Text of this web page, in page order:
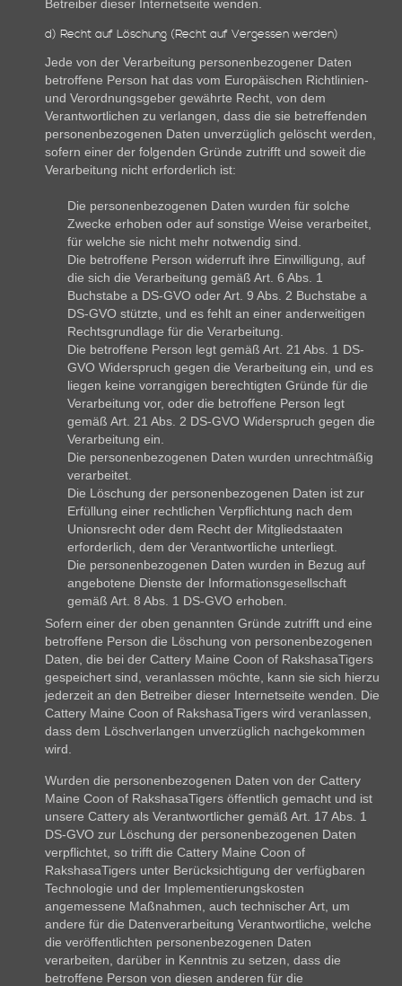
Betreiber dieser Internetseite wenden.
d) Recht auf Löschung (Recht auf Vergessen werden)
Jede von der Verarbeitung personenbezogener Daten
betroffene Person hat das vom Europäischen Richtlinien-
und Verordnungsgeber gewährte Recht, von dem
Verantwortlichen zu verlangen, dass die sie betreffenden
personenbezogenen Daten unverzüglich gelöscht werden,
sofern einer der folgenden Gründe zutrifft und soweit die
Verarbeitung nicht erforderlich ist:
Die personenbezogenen Daten wurden für solche
Zwecke erhoben oder auf sonstige Weise verarbeitet,
für welche sie nicht mehr notwendig sind.
Die betroffene Person widerruft ihre Einwilligung, auf
die sich die Verarbeitung gemäß Art. 6 Abs. 1
Buchstabe a DS-GVO oder Art. 9 Abs. 2 Buchstabe a
DS-GVO stützte, und es fehlt an einer anderweitigen
Rechtsgrundlage für die Verarbeitung.
Die betroffene Person legt gemäß Art. 21 Abs. 1 DS-
GVO Widerspruch gegen die Verarbeitung ein, und es
liegen keine vorrangigen berechtigten Gründe für die
Verarbeitung vor, oder die betroffene Person legt
gemäß Art. 21 Abs. 2 DS-GVO Widerspruch gegen die
Verarbeitung ein.
Die personenbezogenen Daten wurden unrechtmäßig
verarbeitet.
Die Löschung der personenbezogenen Daten ist zur
Erfüllung einer rechtlichen Verpflichtung nach dem
Unionsrecht oder dem Recht der Mitgliedstaaten
erforderlich, dem der Verantwortliche unterliegt.
Die personenbezogenen Daten wurden in Bezug auf
angebotene Dienste der Informationsgesellschaft
gemäß Art. 8 Abs. 1 DS-GVO erhoben.
Sofern einer der oben genannten Gründe zutrifft und eine
betroffene Person die Löschung von personenbezogenen
Daten, die bei der Cattery Maine Coon of RakshasaTigers
gespeichert sind, veranlassen möchte, kann sie sich hierzu
jederzeit an den Betreiber dieser Internetseite wenden. Die
Cattery Maine Coon of RakshasaTigers wird veranlassen,
dass dem Löschverlangen unverzüglich nachgekommen
wird.
Wurden die personenbezogenen Daten von der Cattery
Maine Coon of RakshasaTigers öffentlich gemacht und ist
unsere Cattery als Verantwortlicher gemäß Art. 17 Abs. 1
DS-GVO zur Löschung der personenbezogenen Daten
verpflichtet, so trifft die Cattery Maine Coon of
RakshasaTigers unter Berücksichtigung der verfügbaren
Technologie und der Implementierungskosten
angemessene Maßnahmen, auch technischer Art, um
andere für die Datenverarbeitung Verantwortliche, welche
die veröffentlichten personenbezogenen Daten
verarbeiten, darüber in Kenntnis zu setzen, dass die
betroffene Person von diesen anderen für die